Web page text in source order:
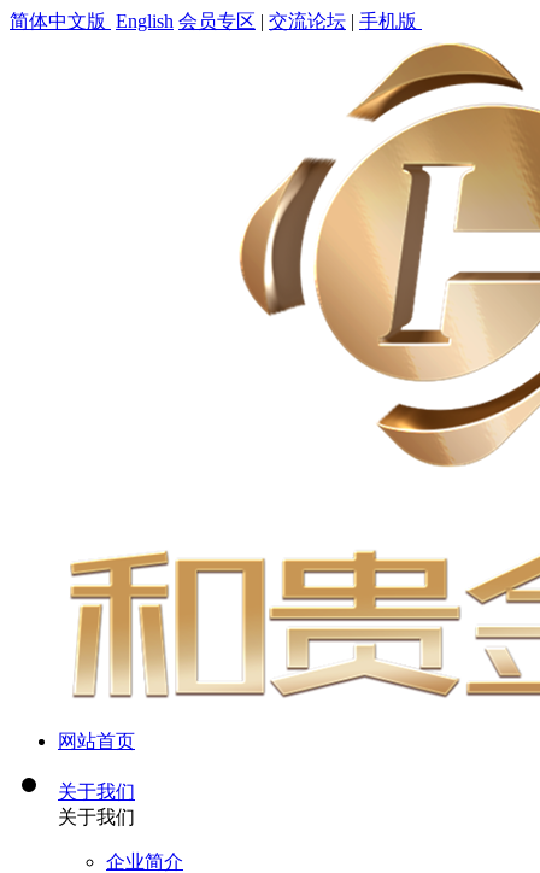
简体中文版 English 会员专区 | 交流论坛 | 手机版
网站首页
关于我们
关于我们
企业简介